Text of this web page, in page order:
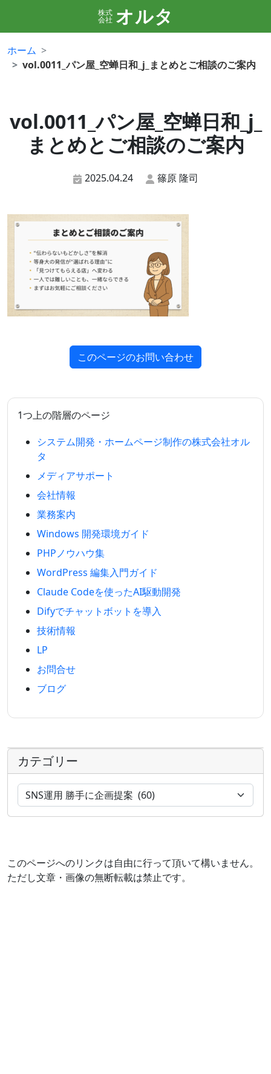
株式
会社 オルタ
ホーム
vol.0011_パン屋_空蝉日和_j_まとめとご相談のご案内
vol.0011_パン屋_空蝉日和_j_
まとめとご相談のご案内
2025.04.24 篠原 隆司
このページのお問い合わせ
1つ上の階層のページ
システム開発・ホームページ制作の株式会社オル
タ
メディアサポート
会社情報
業務案内
Windows 開発環境ガイド
PHPノウハウ集
WordPress 編集入門ガイド
Claude Codeを使ったAI駆動開発
Difyでチャットボットを導入
技術情報
LP
お問合せ
ブログ
カテゴリー
このページへのリンクは自由に行って頂いて構いません。
ただし文章・画像の無断転載は禁止です。